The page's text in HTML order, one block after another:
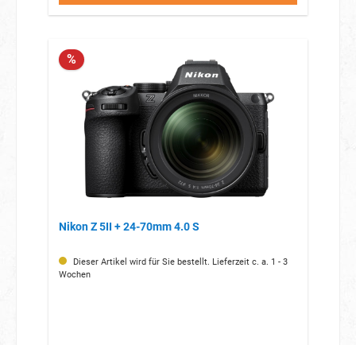
%
Nikon Z 5II + 24-70mm 4.0 S
Dieser Artikel wird für Sie bestellt. Lieferzeit c. a. 1 - 3
Wochen